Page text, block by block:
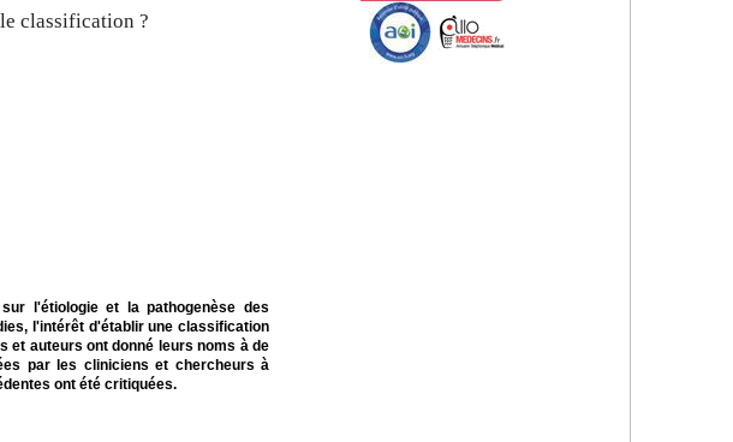
classification ?
l'étiologie et la pathogenèse des
l'intérêt d'établir une classification
et auteurs ont donné leurs noms à de
par les cliniciens et chercheurs à
ont été critiquées.